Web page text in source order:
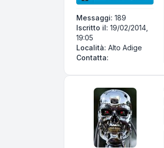
Messaggi: 189
Iscritto il: 19/02/2014,
19:05
Località: Alto Adige
Contatta: